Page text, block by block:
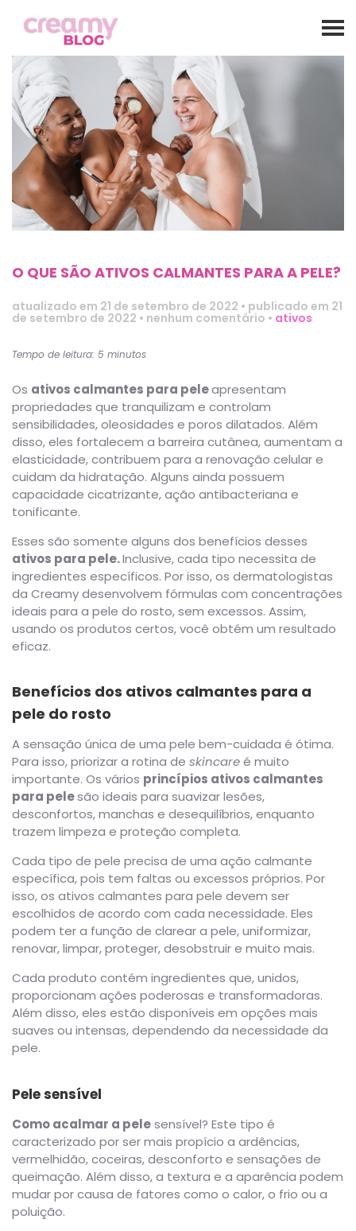
O QUE SÃO ATIVOS CALMANTES PARA A PELE?
atualizado em 21 de setembro de 2022 • publicado em 21
de setembro de 2022 • nenhum comentário • ativos
Tempo de leitura: 5 minutos
Os ativos calmantes para peleapresentam
propriedades que tranquilizam e controlam
sensibilidades, oleosidades e poros dilatados. Além
disso, eles fortalecem a barreira cutânea, aumentam a
elasticidade, contribuem para a renovação celular e
cuidam da hidratação. Alguns ainda possuem
capacidade cicatrizante, ação antibacteriana e
tonificante.
Esses são somente alguns dos benefícios desses
ativos para pele.Inclusive, cada tipo necessita de
ingredientes específicos. Por isso, os dermatologistas
da Creamy desenvolvem fórmulas com concentrações
ideais para a pele do rosto, sem excessos. Assim,
usando os produtos certos, você obtém um resultado
eficaz.
Benefícios dos ativos calmantes para a
pele do rosto
A sensação única de uma pele bem-cuidada é ótima.
Para isso, priorizar a rotina de skincareé muito
importante. Os vários princípios ativos calmantes
para pelesão ideais para suavizar lesões,
desconfortos, manchas e desequilíbrios, enquanto
trazem limpeza e proteção completa.
Cada tipo de pele precisa de uma ação calmante
específica, pois tem faltas ou excessos próprios. Por
isso, os ativos calmantes para pele devem ser
escolhidos de acordo com cada necessidade. Eles
podem ter a função de clarear a pele, uniformizar,
renovar, limpar, proteger, desobstruir e muito mais.
Cada produto contém ingredientes que, unidos,
proporcionam ações poderosas e transformadoras.
Além disso, eles estão disponíveis em opções mais
suaves ou intensas, dependendo da necessidade da
pele.
Pele sensível
Como acalmar a pelesensível? Este tipo é
caracterizado por ser mais propício a ardências,
vermelhidão, coceiras, desconforto e sensações de
queimação. Além disso, a textura e a aparência podem
mudar por causa de fatores como o calor, o frio ou a
poluição.